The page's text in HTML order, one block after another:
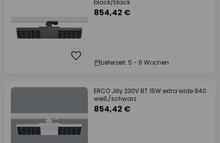
black/black
854,42 €
Lieferzeit: 5 - 6 Wochen
ERCO Jilly 230V BT 15W extra wide 840
weiß/schwarz
854,42 €